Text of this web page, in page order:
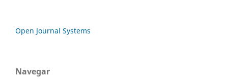
Open Journal Systems
Navegar